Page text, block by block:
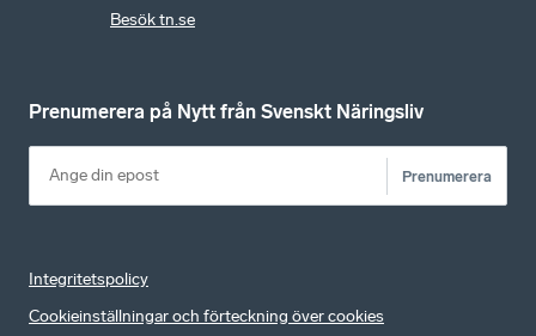
Besök tn.se
Prenumerera på Nytt från Svenskt Näringsliv
Prenumerera
Integritetspolicy
Cookieinställningar och förteckning över cookies